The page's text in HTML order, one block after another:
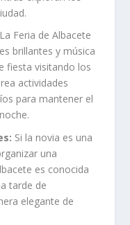
La Feria de Albacete
brillantes y música
fiesta visitando los
actividades
para mantener el
Si la novia es una
una
es conocida
tarde de
elegante de